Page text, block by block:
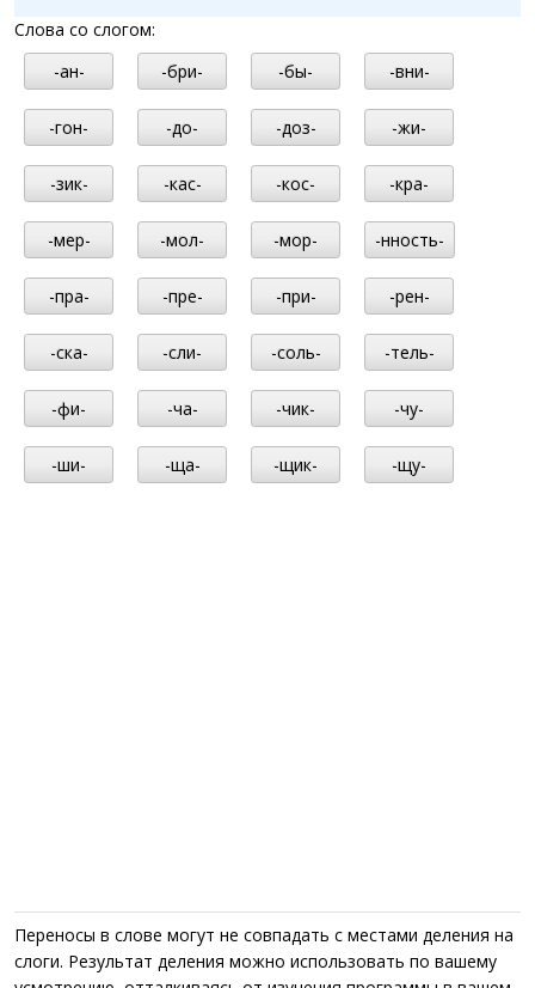
Слова со слогом:
-ан-
-бри- -бы- -вни-
-гон- -до- -доз- -жи-
-зик- -кас- -кос- -кра-
-мер- -мол- -мор- -нность-
-пра- -пре- -при- -рен-
-ска- -сли- -соль- -тель-
-фи- -ча- -чик- -чу-
-ши- -ща- -щик- -щу-
Переносы в слове могут не совпадать с местами деления на
слоги. Результат деления можно использовать по вашему